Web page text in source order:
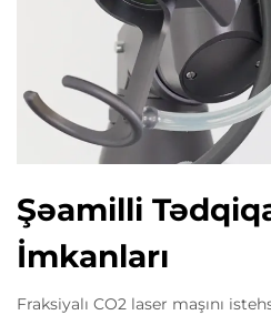
Şəamilli
İmkanları
Fraksiyalı CO2 laser maşını